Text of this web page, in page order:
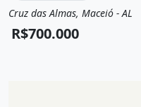
Venda
Apartamento
Cruz das Almas, Maceió - AL
R$700.000